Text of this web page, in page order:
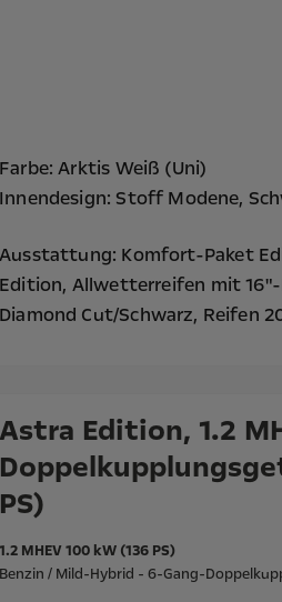
Farbe: Arktis Weiß (Uni)
Innendesign: Stoff Modene,
Ausstattung: Komfort-Paket
Edition, Allwetterreifen mit 16"-
Diamond Cut/Schwarz, Reifen
Astra Edition, 1.2
PS)
1.2 MHEV 100 kW (136 PS)
Benzin / Mild-Hybrid - 6-Gang-